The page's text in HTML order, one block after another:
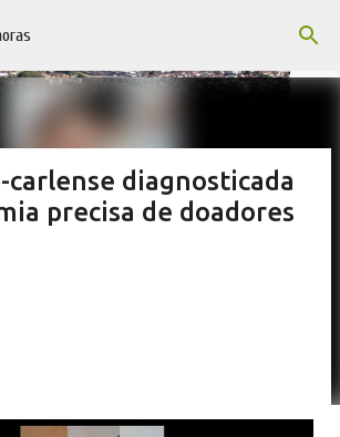
para o conteúdo principal
carlense diagnosticada
precisa de doadores